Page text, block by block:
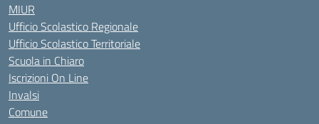
MIUR
Ufficio Scolastico Regionale
Ufficio Scolastico Territoriale
Scuola in Chiaro
Iscrizioni On Line
Invalsi
Comune